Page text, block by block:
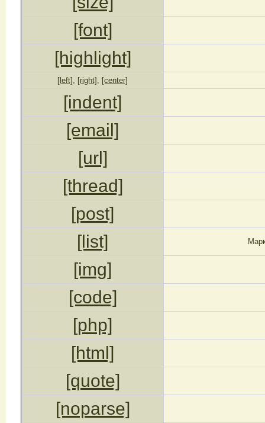
[font]
[highlight]
[left] , [right] , [center]
[indent]
[email]
[url]
[thread]
[post]
[list]
[img]
[code]
[php]
[html]
[quote]
[noparse]